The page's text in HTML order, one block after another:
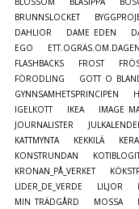
BRUNNSLOCKET
DAHLIOR
DAME EDEN
EGO
ETT.OGRÄS.OM.DAGEN
FLASHBACKS
FROST
FÖRODLING
GOTT O
GYNNSAMHETSPRINCIPEN
IGELKOTT
IKEA IMAGE
JOURNALISTER
KATTMYNTA
KEKKILÄ
KONSTRUNDAN
KRONAN_PÅ_VERKET
LIDER_DE_VERDE
LILJOR
MIN TRÄDGÅRD
MOSSA